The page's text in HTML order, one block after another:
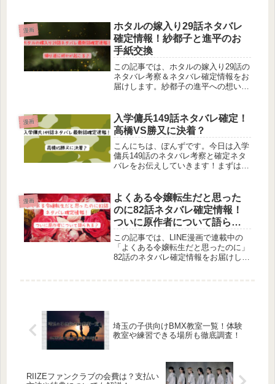
すと目の前には母の死体。これはまさ
か・・・心笑会の仕業じゃなかろう
か...
漫画
ホタルの嫁入り29話ネタバレ
確定情報！紗都子と進平のお
手紙交換
この記事では、ホタルの嫁入り29話の
ネタバレ考察＆ネタバレ確定情報をお
届けします。紗都子の進平への想いが
でしたが、「この時間が永遠に続けば
いいのに」って言葉が、そのあと何...
漫画
入学傭兵149話ネタバレ確定！
高橋VS勝又に決着？
こんにちは、ぽんずです。今日は入学
傭兵149話のネタバレ考察と確定ネタ
バレをお伝えしていきます！まずは前
を倒していきます。それを見ていた拓
海は、高橋がこんなに強かったなん...
漫画
よくある令嬢転生だと思った
のに82話ネタバレ確定情報！
ついに原作者について語られ
る？
この記事では、LINE漫画で連載中の
「よくある令嬢転生だと思ったのに」
82話のネタバレ確定情報をお届けして
埼玉の子供向けBMX教室一覧！体験
教室や練習できる場所も徹底調査！
RIIZEファンクラブの会費は？支払い